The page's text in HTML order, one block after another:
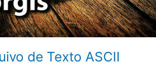
de Texto ASCII